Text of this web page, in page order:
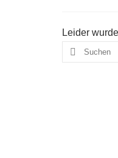
Leider
Suchen
nach: